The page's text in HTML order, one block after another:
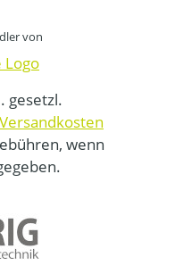
von
gesetzl.
Versandkosten
wenn